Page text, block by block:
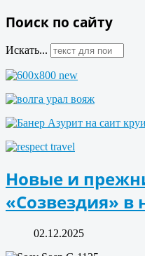
Поиск по сайту
Искать...
Новые и
«Созвездия» в
02.12.2025